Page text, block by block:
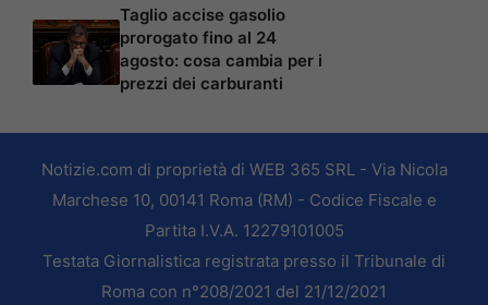
Taglio accise gasolio
prorogato fino al 24
agosto: cosa cambia per i
prezzi dei carburanti
Notizie.com di proprietà di WEB 365 SRL - Via Nicola
Marchese 10, 00141 Roma (RM) - Codice Fiscale e
Partita I.V.A. 12279101005
Testata Giornalistica registrata presso il Tribunale di
Roma con n°208/2021 del 21/12/2021